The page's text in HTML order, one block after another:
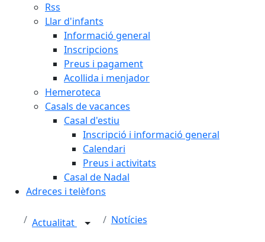
Rss
Llar d'infants
Informació general
Inscripcions
Preus i pagament
Acollida i menjador
Hemeroteca
Casals de vacances
Casal d'estiu
Inscripció i informació general
Calendari
Preus i activitats
Casal de Nadal
Adreces i telèfons
Actualitat Notícies